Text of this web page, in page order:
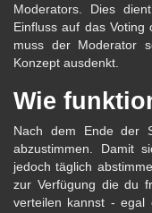
Moderators. Dies
Einfluss auf das
muss der Moderator
Konzept ausdenkt.
Wie
Nach dem Ende der
abzustimmen. Damit
jedoch täglich
zur Verfügung die du
verteilen kannst - egal